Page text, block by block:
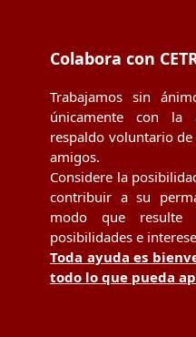
Colabora con
Trabajamos sin
únicamente con la
respaldo voluntario
amigos.
Considere la
contribuir a su
modo que resulte
posibilidades e
Toda ayuda es
todo lo que pueda